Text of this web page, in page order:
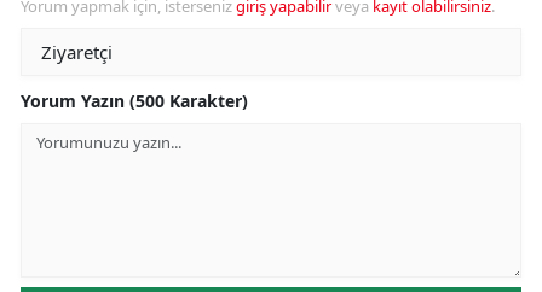
Yorum yapmak için, istersenizgiriş yapabilirveya kayıt olabilirsiniz.
Yorum Yazın (500 Karakter)